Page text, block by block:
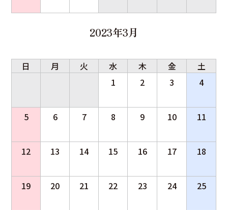
2023年3月
日 月 火 水 木 金
土
1
2 3 4
5 6 7 8 9 10 11
12 13 14 15 16 17 18
19 20 21 22 23 24 25